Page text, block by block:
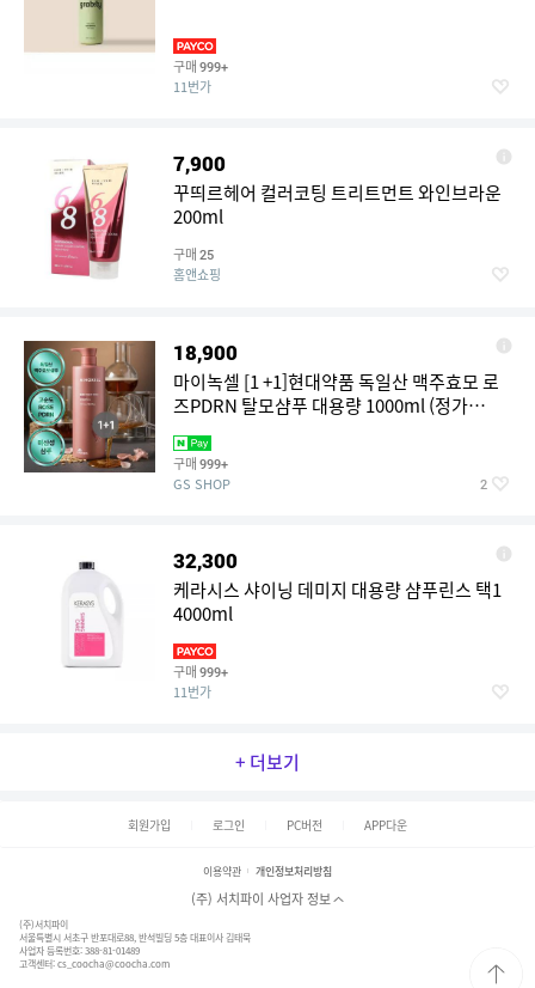
구매 999+
11번가
7,900
꾸띄르헤어 컬러코팅 트리트먼트 와인브라운
200ml
구매 25
홈앤쇼핑
18,900
마이녹셀 [1 +1]현대약품 독일산 맥주효모 로
즈PDRN 탈모샴푸 대용량 1000ml (정가
100,000원)
구매 999+
GS SHOP 2
32,300
케라시스 샤이닝 데미지 대용량 샴푸린스 택1
4000ml
구매 999+
11번가
+ 더보기
회원가입 로그인 PC버전 APP다운
이용약관 개인정보처리방침
(주) 서치파이 사업자 정보
(주)서치파이
서울특별시 서초구 반포대로88, 반석빌딩 5층 대표이사 김태묵
사업자 등록번호: 388-81-01489
고객센터:cs_coocha@coocha.com